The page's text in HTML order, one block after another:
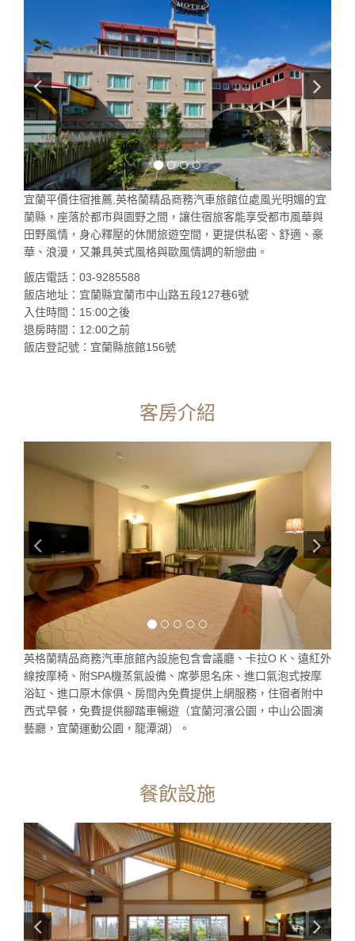
宜蘭平價住宿推薦,英格蘭精品商務汽車旅館位處風光明媚的宜
蘭縣，座落於都市與園野之間，讓住宿旅客能享受都市風華與
田野風情，身心釋壓的休閒旅遊空間，更提供私密、舒適、豪
華、浪漫，又兼具英式風格與歐風情調的新戀曲。
飯店電話：03-9285588
飯店地址：宜蘭縣宜蘭市中山路五段127巷6號
入住時間：15:00之後
退房時間：12:00之前
飯店登記號：宜蘭縣旅館156號
客房介紹
英格蘭精品商務汽車旅館內設施包含會議廳、卡拉O K、遠紅外
線按摩椅、附SPA機蒸氣設備、席夢思名床、進口氣泡式按摩
浴缸、進口原木傢俱、房間內免費提供上網服務，住宿者附中
西式早餐，免費提供腳踏車暢遊（宜蘭河濱公園，中山公園演
藝廳，宜蘭運動公園，龍潭湖）。
餐飲設施